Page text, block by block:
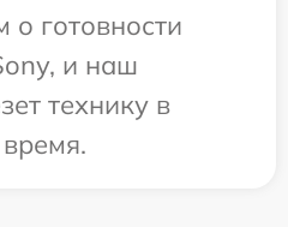
готовности
и наш
технику в